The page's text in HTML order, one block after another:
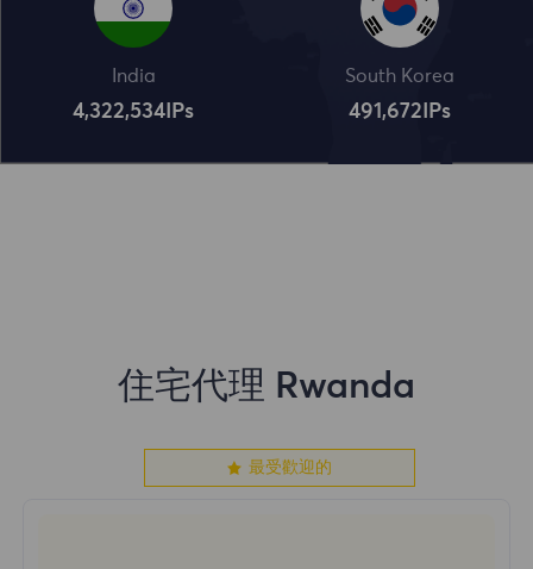
India
4,322,534 IPs
South Korea
491,672 IPs
住宅代理 Rwanda
最受歡迎的